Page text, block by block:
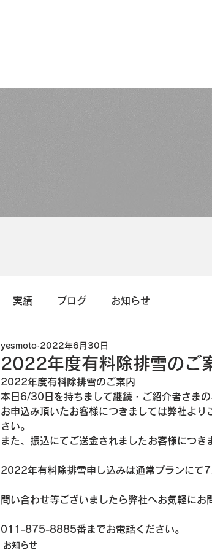
実績 ブログ お知らせ
2022年度有料除排雪のご
yesmoto 2022年6月30日
2022年度有料除排雪のご案内
本日6/30日を持ちまして継続・ご紹介者さまの
お申込み頂いたお客様につきましては弊社よ
さい。
また、振込にてご送金されましたお客様につき
2022年有料除排雪申し込みは通常プランにて7
問い合わせ等ございましたら弊社へお気軽にお
011-875-8885番までお電話ください。
お知らせ